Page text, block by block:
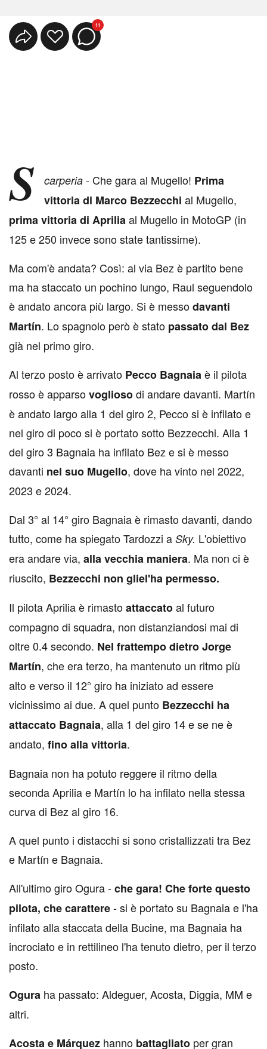
11
S carperia - Che gara al Mugello! Prima
vittoria di Marco Bezzecchi al Mugello,
prima vittoria di Apriliaal Mugello in MotoGP (in
125 e 250 invece sono state tantissime).
Ma com'è andata? Così: al via Bez è partito bene
ma ha staccato un pochino lungo, Raul seguendolo
è andato ancora più largo. Si è messodavanti
Martín. Lo spagnolo però è stato passato dal Bez
già nel primo giro.
Al terzo posto è arrivato Pecco Bagnaiaè il pilota
rosso è apparsovogliosodi andare davanti. Martín
è andato largo alla 1 del giro 2, Pecco si è infilato e
nel giro di poco si è portato sotto Bezzecchi. Alla 1
del giro 3 Bagnaia ha infilato Bez e si è messo
davanti nel suo Mugello, dove ha vinto nel 2022,
2023 e 2024.
Dal 3° al 14° giro Bagnaia è rimasto davanti, dando
tutto, come ha spiegato Tardozzi a Sky. L'obiettivo
era andare via, alla vecchia maniera. Ma non ci è
riuscito, Bezzecchi non gliel'ha permesso.
Il pilota Aprilia è rimastoattaccatoal futuro
compagno di squadra, non distanziandosi mai di
oltre 0.4 secondo. Nel frattempo dietro Jorge
Martín, che era terzo, ha mantenuto un ritmo più
alto e verso il 12° giro ha iniziato ad essere
vicinissimo ai due. A quel punto Bezzecchi ha
attaccato Bagnaia, alla 1 del giro 14 e se ne è
andato, fino alla vittoria.
Bagnaia non ha potuto reggere il ritmo della
seconda Aprilia e Martín lo ha infilato nella stessa
curva di Bez al giro 16.
A quel punto i distacchi si sono cristallizzati tra Bez
e Martín e Bagnaia.
All'ultimo giro Ogura -che gara! Che forte questo
pilota, che carattere- si è portato su Bagnaia e l'ha
infilato alla staccata della Bucine, ma Bagnaia ha
incrociato e in rettilineo l'ha tenuto dietro, per il terzo
posto.
Ogura ha passato: Aldeguer, Acosta, Diggia, MM e
altri.
Acosta e Márquez hanno battagliato per gran